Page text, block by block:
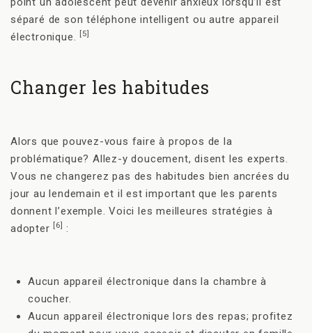
séparé de son téléphone intelligent ou autre appareil
électronique.
[5]
Changer les habitudes
Alors que pouvez-vous faire à propos de la
problématique? Allez-y doucement, disent les experts.
Vous ne changerez pas des habitudes bien ancrées du
jour au lendemain et il est important que les parents
donnent l’exemple. Voici les meilleures stratégies à
adopter
[6] :
Aucun appareil électronique dans la chambre à
coucher.
Aucun appareil électronique lors des repas; profitez